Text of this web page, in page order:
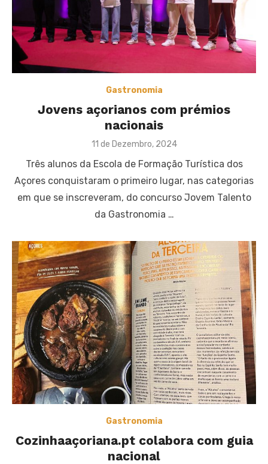
Gastronomia
Jovens açorianos com prémios
nacionais
Posted
11 de Dezembro, 2024
Três alunos da Escola de Formação Turística dos
Açores conquistaram o primeiro lugar, nas categorias
em que se inscreveram, do concurso Jovem Talento
da Gastronomia …
Gastronomia
Cozinhaaçoriana.pt colabora com guia
nacional